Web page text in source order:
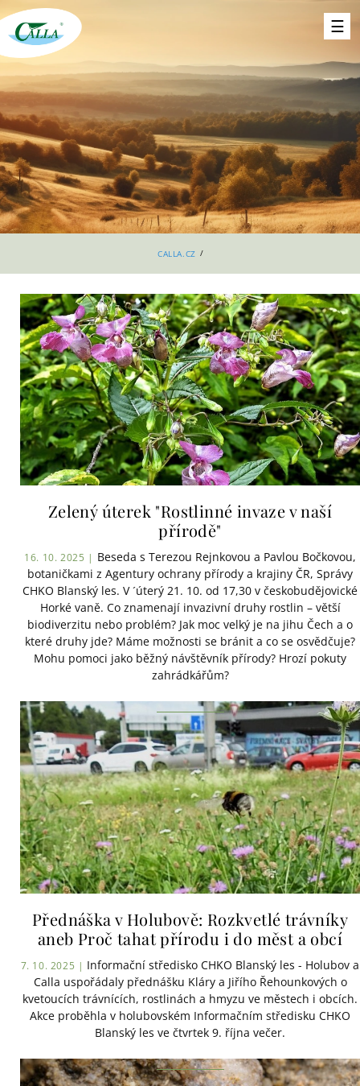
CALLA.CZ /
Zelený úterek "Rostlinné invaze v naší
přírodě"
16. 10. 2025 | Beseda s Terezou Rejnkovou a Pavlou Bočkovou,
botaničkami z Agentury ochrany přírody a krajiny ČR, Správy
CHKO Blanský les. V ´úterý 21. 10. od 17,30 v českobudějovické
Horké vaně. Co znamenají invazivní druhy rostlin – větší
biodiverzitu nebo problém? Jak moc velký je na jihu Čech a o
které druhy jde? Máme možnosti se bránit a co se osvědčuje?
Mohu pomoci jako běžný návštěvník přírody? Hrozí pokuty
zahrádkářům?
Přednáška v Holubově: Rozkvetlé trávníky
aneb Proč tahat přírodu i do měst a obcí
7. 10. 2025 | Informační středisko CHKO Blanský les - Holubov a
Calla uspořádaly přednášku Kláry a Jiřího Řehounkových o
kvetoucích trávnících, rostlinách a hmyzu ve městech i obcích.
Akce proběhla v holubovském Informačním středisku CHKO
Blanský les ve čtvrtek 9. října večer.